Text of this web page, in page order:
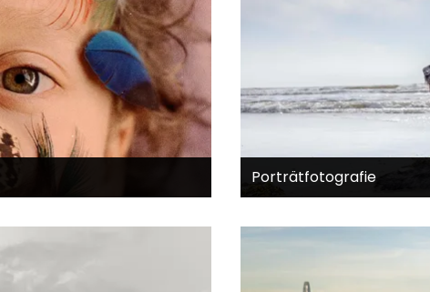
Porträtfotografie